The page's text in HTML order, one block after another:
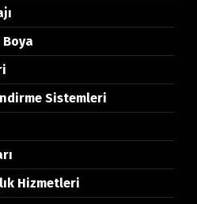
Sistemleri
Hizmetleri